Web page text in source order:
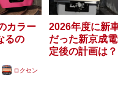
カラー
るの
ロクセン
2026年度に新
だった新京成
定後の計画は？